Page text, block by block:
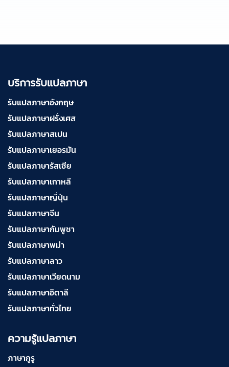
บริการรับแปลภาษา
รับแปลภาษาอังกฤษ
รับแปลภาษาฝรั่งเศส
รับแปลภาษาสเปน
รับแปลภาษาเยอรมัน
รับแปลภาษารัสเซีย
รับแปลภาษาเกาหลี
รับแปลภาษาญี่ปุ่น
รับแปลภาษาจีน
รับแปลภาษากัมพูชา
รับแปลภาษาพม่า
รับแปลภาษาลาว
รับแปลภาษาเวียดนาม
รับแปลภาษาอิตาลี
รับแปลภาษาทั่วไทย
ความรู้แปลภาษา
ภาษากูรู